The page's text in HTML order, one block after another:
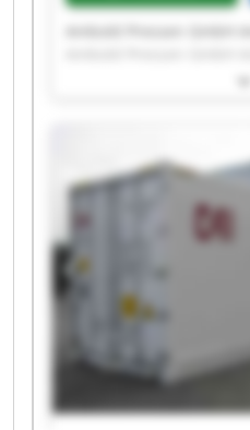
Ambold Pressen GmbH
Ambold Pressen GmbH
Ambold Pressen GmbH
Ambold Pressen GmbH
Ambold Pressen GmbH
Ambold Pressen GmbH
Ambold Pressen GmbH